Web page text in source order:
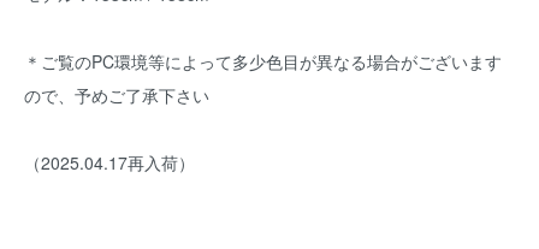
＊ご覧のPC環境等によって多少色目が異なる場合がございます
ので、予めご了承下さい
（2025.04.17再入荷）